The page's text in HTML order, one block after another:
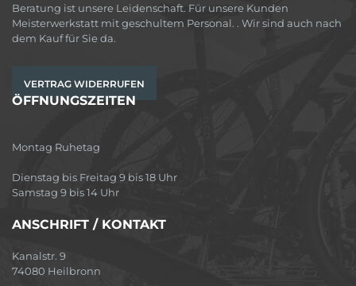
Beratung ist unsere Leidenschaft. Für unsere Kunden
Meisterwerkstatt mit geschultem Personal. . Wir sind auch nach
dem Kauf für Sie da.
VERTRAG WIDERRUFEN
ÖFFNUNGSZEITEN
Montag Ruhetag
Dienstag bis Freitag 9 bis 18 Uhr
Samstag 9 bis 14 Uhr
ANSCHRIFT / KONTAKT
Kanalstr. 9
74080 Heilbronn